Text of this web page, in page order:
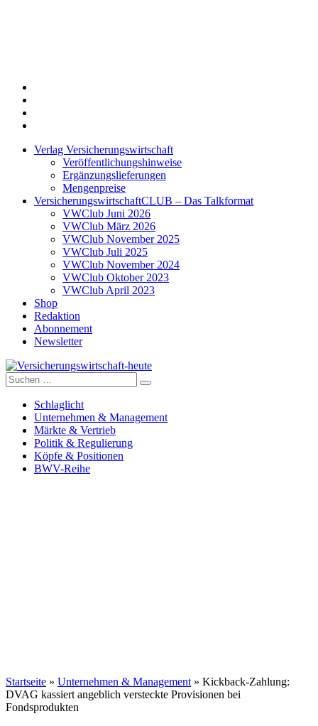
Verlag Versicherungswirtschaft
Veröffentlichungshinweise
Ergänzungslieferungen
Mengenpreise
VersicherungswirtschaftCLUB – Das Talkformat
VWClub Juni 2026
VWClub März 2026
VWClub November 2025
VWClub Juli 2025
VWClub November 2024
VWClub Oktober 2023
VWClub April 2023
Shop
Redaktion
Abonnement
Newsletter
Versicherungswirtschaft-heute
Suche
nach:
Schlaglicht
Unternehmen & Management
Märkte & Vertrieb
Politik & Regulierung
Köpfe & Positionen
BWV-Reihe
Startseite » Unternehmen & Management » Kickback-Zahlung:
DVAG kassiert angeblich versteckte Provisionen bei
Fondsprodukten